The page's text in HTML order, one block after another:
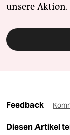
unsere Aktion.
Feedback
Diesen Artikel